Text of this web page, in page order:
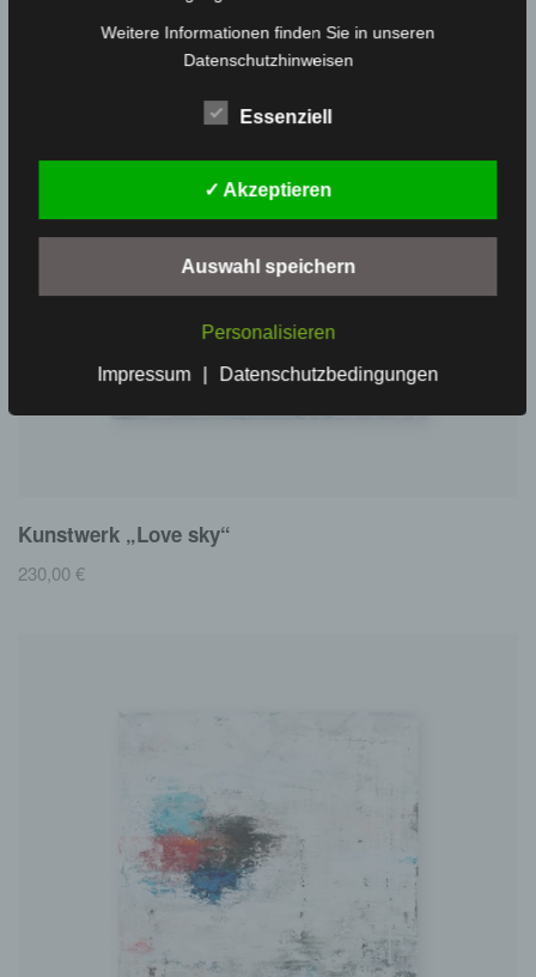
Kunstwerk „Love sky“
230,00€
Weitere Informationen finden Sie in unseren
Datenschutzhinweisen
Essenziell
✓ Akzeptieren
Auswahl speichern
Personalisieren
Impressum Datenschutzbedingungen